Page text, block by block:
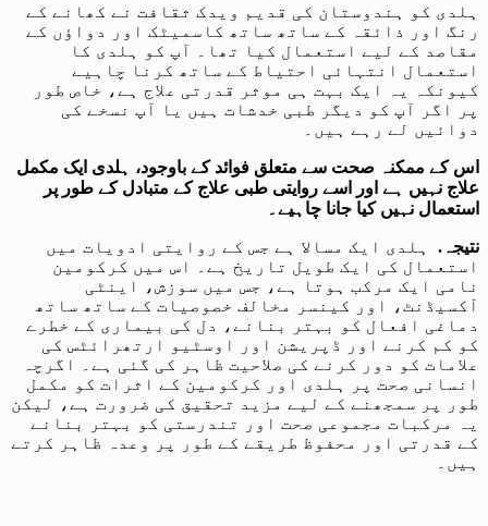
ہلدی کو ہندوستان کی قدیم ویدک ثقافت نے کھانے کے
رنگ اور ذائقہ کے ساتھ ساتھ کاسمیٹک اور دواؤں کے
مقاصد کے لیے استعمال کیا تھا۔ آپ کو ہلدی کا
استعمال انتہائی احتیاط کے ساتھ کرنا چاہیے
کیونکہ یہ ایک بہت ہی موثر قدرتی علاج ہے، خاص طور
پر اگر آپ کو دیگر طبی خدشات ہیں یا آپ نسخے کی
دوائیں لے رہے ہیں۔
اس کے ممکنہ صحت سے متعلق فوائد کے باوجود، ہلدی ایک مکمل
علاج نہیں ہے اور اسے روایتی طبی علاج کے متبادل کے طور پر
استعمال نہیں کیا جانا چاہیے۔
نتیجہ. ہلدی ایک مسالا ہے جس کے روایتی ادویات میں
استعمال کی ایک طویل تاریخ ہے۔ اس میں کرکومین
نامی ایک مرکب ہوتا ہے، جس میں سوزش، اینٹی
آکسیڈنٹ، اور کینسر مخالف خصوصیات کے ساتھ ساتھ
دماغی افعال کو بہتر بنانے، دل کی بیماری کے خطرے
کو کم کرنے اور ڈپریشن اور اوسٹیو ارتھرائٹس کی
علامات کو دور کرنے کی صلاحیت ظاہر کی گئی ہے۔ اگرچہ
انسانی صحت پر ہلدی اور کرکومین کے اثرات کو مکمل
طور پر سمجھنے کے لیے مزید تحقیق کی ضرورت ہے، لیکن
یہ مرکبات مجموعی صحت اور تندرستی کو بہتر بنانے
کے قدرتی اور محفوظ طریقے کے طور پر وعدہ ظاہر کرتے
ہیں۔